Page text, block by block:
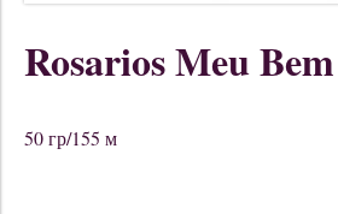
Rosarios Meu
50 гр/155 м